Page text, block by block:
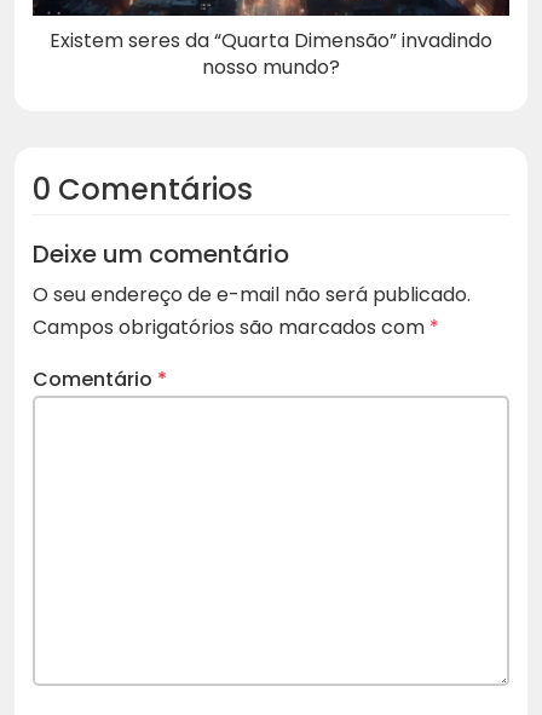
Existem seres da “Quarta Dimensão” invadindo
nosso mundo?
0 Comentários
Deixe um comentário
O seu endereço de e-mail não será publicado.
Campos obrigatórios são marcados com *
Comentário *